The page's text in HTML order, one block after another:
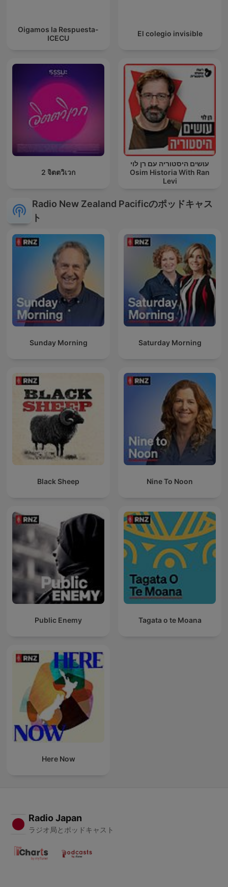
Oigamos la Respuesta-
ICECU
El colegio invisible
2 จิตตวิเวก
עושים היסטוריה עם רן לוי
Osim Historia With Ran
Levi
Radio New Zealand Pacificのポッドキャス
ト
Sunday Morning Saturday Morning
Black Sheep Nine To Noon
Public Enemy Tagata o te Moana
Here Now
Radio Japan
ラジオ局とポッドキャスト